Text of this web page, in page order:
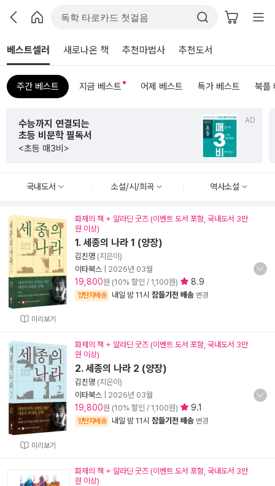
베스트셀러 새로나온 책 추천마법사 추천도서
주간 베스트 지금 베스트 어제 베스트 특가 베스트 북플
초판 한정 한지 제작본!
<그리하여 어느 날 사랑이여>
국내도서 소설/시/희곡 역사소설
미리보기
화제의 책 + 알라딘 굿즈 (이벤트 도서 포함, 국내도서 3만
원 이상)
1. 세종의 나라 1 (양장)
김진명 (지은이)
이타북스
2026년 03월
19,800원 (10% 할인 / 1,100원) 8.9
양탄자배송 내일 밤 11시 잠들기전 배송 변경
미리보기
화제의 책 + 알라딘 굿즈 (이벤트 도서 포함, 국내도서 3만
원 이상)
2. 세종의 나라 2 (양장)
김진명 (지은이)
이타북스
2026년 03월
19,800원 (10% 할인 / 1,100원) 9.1
양탄자배송 내일 밤 11시 잠들기전 배송 변경
화제의 책 + 알라딘 굿즈 (이벤트 도서 포함, 국내도서 3만
원 이상)